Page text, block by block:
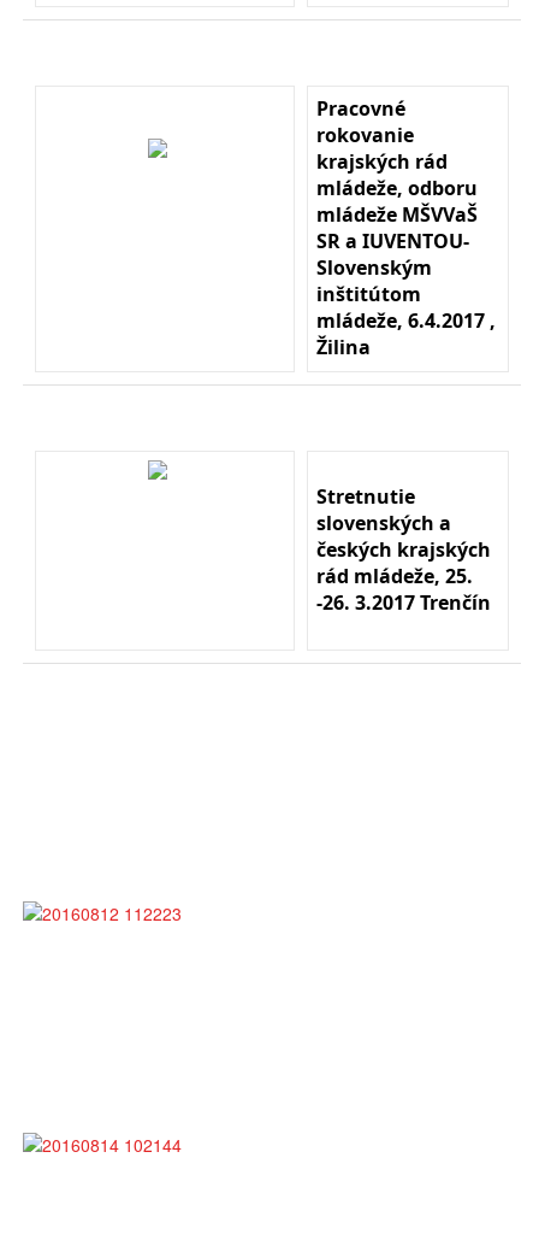
Pracovné
rokovanie
krajských rád
mládeže, odboru
mládeže MŠVVaŠ
SR a IUVENTOU-
Slovenským
inštitútom
mládeže, 6.4.2017 ,
Žilina
Stretnutie
slovenských a
českých krajských
rád mládeže, 25.
-26. 3.2017 Trenčín